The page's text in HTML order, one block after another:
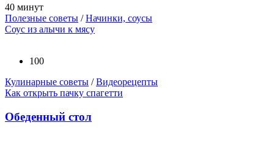
40 минут
Полезные советы /Начинки, соусы
Соус из алычи к мясу
100
Кулинарные советы /Видеорецепты
Как открыть пачку спагетти
Обеденный стол